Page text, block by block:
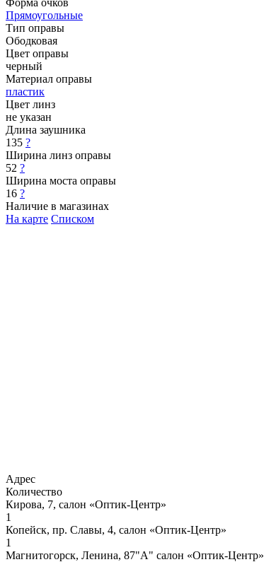
Прямоугольные
Тип оправы
Ободковая
Цвет оправы
черный
Материал оправы
пластик
Цвет линз
не указан
Длина заушника
135 ?
Ширина линз оправы
52 ?
Ширина моста оправы
16 ?
Наличие в магазинах
На карте Списком
Адрес
Количество
Кирова, 7, салон «Оптик-Центр»
1
Копейск, пр. Славы, 4, салон «Оптик-Центр»
1
Магнитогорск, Ленина, 87"А" салон «Оптик-Центр»